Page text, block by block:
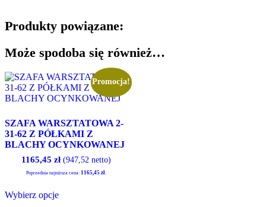
Produkty powiązane:
Może spodoba się również…
Promocja!
SZAFA WARSZTATOWA 2-
31-62 Z PÓŁKAMI Z
BLACHY OCYNKOWANEJ
1165,45zł (947,52 netto)
Poprzednia najniższa cena:1165,45zł
Wybierz opcjeprodukt